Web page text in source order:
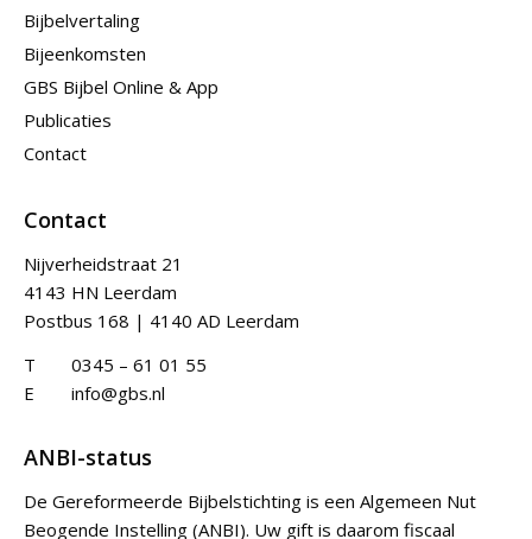
Bijbelvertaling
Bijeenkomsten
GBS Bijbel Online & App
Publicaties
Contact
Contact
Nijverheidstraat 21
4143 HN Leerdam
Postbus 168 | 4140 AD Leerdam
T
0345 – 61 01 55
E
info@gbs.nl
ANBI-status
De Gereformeerde Bijbelstichting is een Algemeen Nut
Beogende Instelling (ANBI). Uw gift is daarom fiscaal